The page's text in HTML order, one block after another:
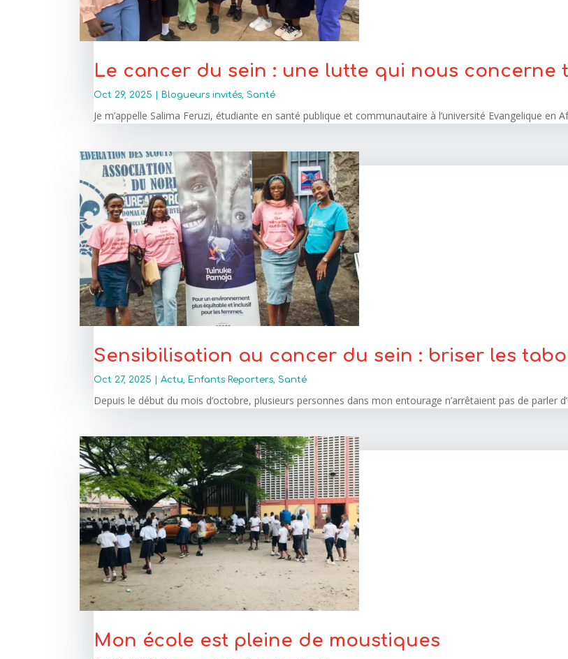
Le cancer du sein : une lutte qui nous concerne
Oct 29, 2025 Blogueurs invités, Santé
Je m’appelle Salima Feruzi, étudiante en santé publique et communautaire à l’université Evangelique en
Sensibilisation au cancer du sein : briser les
Oct 27, 2025 |Actu, Enfants Reporters, Santé
Depuis le début du mois d’octobre, plusieurs personnes dans mon entourage n’arrêtaient pas de parler
Mon école est pleine de moustiques